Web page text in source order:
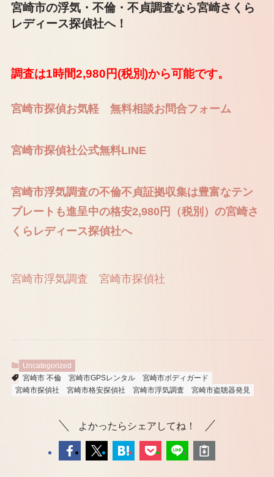
宮崎市の浮気・不倫・不貞調査なら宮崎さくら
レディース探偵社へ！
調査は1時間2,980円(税別)から可能です。
宮崎市探偵お気軽 無料相談お問合フォーム
宮崎市探偵社公式無料LINE
宮崎市浮気調査の不倫不貞証拠収集は豊富なテン
プレートも進呈中の格安2,980円（税別）の宮崎さ
くらレディース探偵社へ
宮崎市浮気調査 宮崎市探偵社
Uncategorized
宮崎市 不倫
宮崎市GPSレンタル
宮崎市ボディガード
宮崎市探偵社
宮崎市格安探偵社 宮崎市浮気調査 宮崎市盗聴器発見
よかったらシェアしてね！